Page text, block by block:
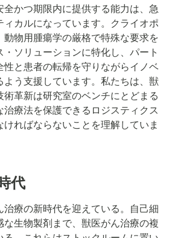
かつ期限内に提供する能力は、急
カルになっています。クライオポ
動物用腫瘍学の厳格で特殊な要求を
ソリューションに特化し、パート
と患者の転帰を守りながらイノベ
よう支援しています。私たちは、獣
術革新は研究室のベンチにとどまる
治療法を保護できるロジスティクス
ればならないことを理解していま
代
療の新時代を迎えている。自己細
な生物製剤まで、獣医がん治療の複